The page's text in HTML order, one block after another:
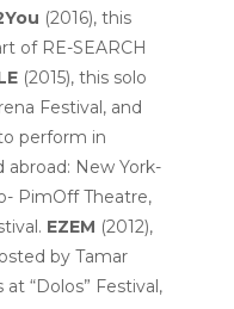
(2016), this
of RE-SEARCH
(2015), this solo
Festival, and
perform in
abroad: New York-
PimOff Theatre,
EZEM (2012),
by Tamar
“Dolos” Festival,